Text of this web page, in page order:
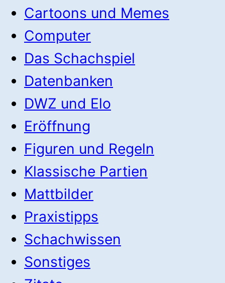
Cartoons und Memes
Computer
Das Schachspiel
Datenbanken
DWZ und Elo
Eröffnung
Figuren und Regeln
Klassische Partien
Mattbilder
Praxistipps
Schachwissen
Sonstiges